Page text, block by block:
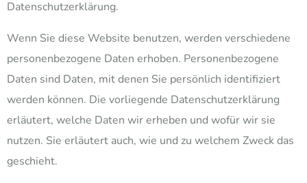
Datenschutzerklärung.
Wenn Sie diese Website benutzen, werden verschiedene
personenbezogene Daten erhoben. Personenbezogene
Daten sind Daten, mit denen Sie persönlich identifiziert
werden können. Die vorliegende Datenschutzerklärung
erläutert, welche Daten wir erheben und wofür wir sie
nutzen. Sie erläutert auch, wie und zu welchem Zweck das
geschieht.